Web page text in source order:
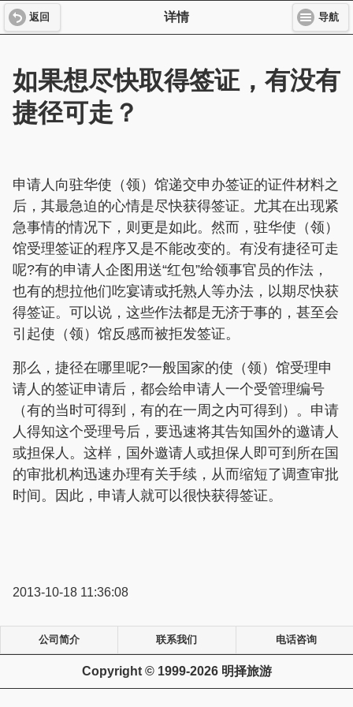
返回 详情 导航
如果想尽快取得签证，有没有
捷径可走？
申请人向驻华使（领）馆递交申办签证的证件材料之
后，其最急迫的心情是尽快获得签证。尤其在出现紧
急事情的情况下，则更是如此。然而，驻华使（领）
馆受理签证的程序又是不能改变的。有没有捷径可走
呢?有的申请人企图用送“红包”给领事官员的作法，
也有的想拉他们吃宴请或托熟人等办法，以期尽快获
得签证。可以说，这些作法都是无济于事的，甚至会
引起使（领）馆反感而被拒发签证。
那么，捷径在哪里呢?一般国家的使（领）馆受理申
请人的签证申请后，都会给申请人一个受管理编号
（有的当时可得到，有的在一周之内可得到）。申请
人得知这个受理号后，要迅速将其告知国外的邀请人
或担保人。这样，国外邀请人或担保人即可到所在国
的审批机构迅速办理有关手续，从而缩短了调查审批
时间。因此，申请人就可以很快获得签证。
2013-10-18 11:36:08
公司简介 联系我们 电话咨询
Copyright © 1999-2026 明择旅游